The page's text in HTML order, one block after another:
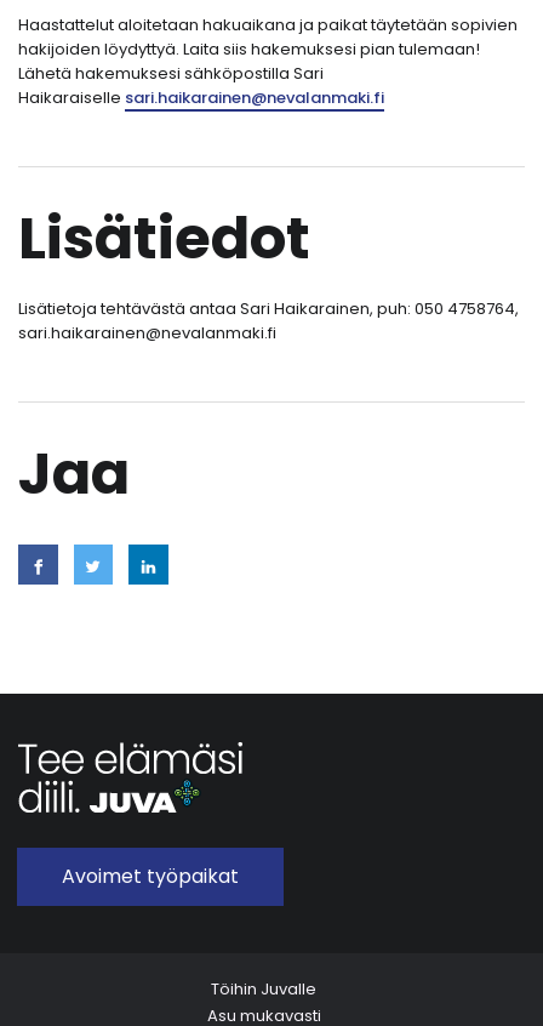
Haastattelut aloitetaan hakuaikana ja paikat täytetään sopivien
hakijoiden löydyttyä. Laita siis hakemuksesi pian tulemaan!
Lähetä hakemuksesi sähköpostilla Sari
Haikaraiselle sari.haikarainen@nevalanmaki.fi
Lisätiedot
Lisätietoja tehtävästä antaa Sari Haikarainen, puh: 050 4758764,
sari.haikarainen@nevalanmaki.fi
Jaa
Avoimet työpaikat
Töihin Juvalle
Asu mukavasti